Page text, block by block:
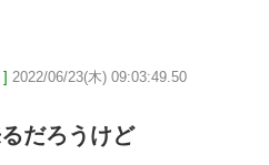
2022/06/23(木) 09:03:49.50
だろうけど